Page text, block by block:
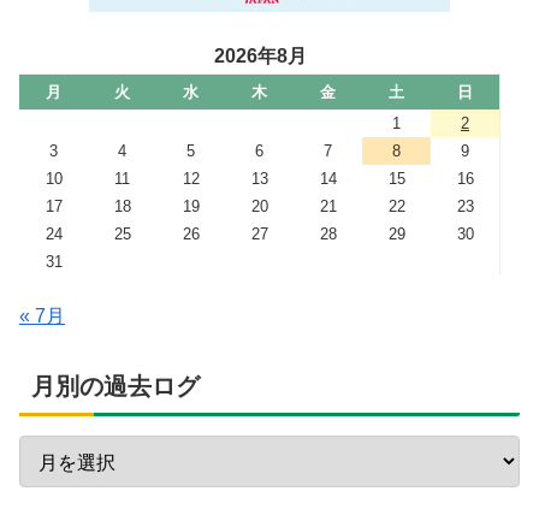
2026年8月
月 火 水 木 金 土
日
1
2
3
4 5 6 7 8
9
10
11 12 13 14 15
16
17
18 19 20 21 22
23
24
25 26 27 28 29
30
31
« 7月
月別の過去ログ